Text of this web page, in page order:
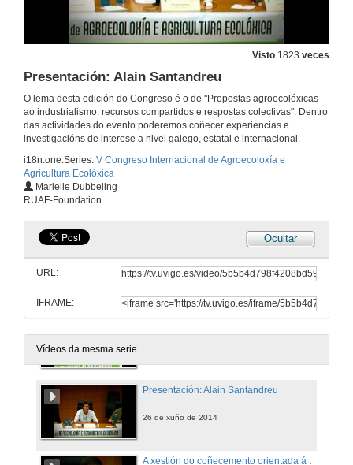
Visto 1823 veces
Presentación: Alain Santandreu
O lema desta edición do Congreso é o de "Propostas agroecolóxicas
ao industrialismo: recursos compartidos e respostas colectivas". Dentro
das actividades do evento poderemos coñecer experiencias e
investigacións de interese a nivel galego, estatal e internacional.
i18n.one.Series: V Congreso Internacional de Agroecoloxía e
Agricultura Ecolóxica
Marielle Dubbeling
RUAF-Foundation
Ocultar
URL:
IFRAME:
Vídeos da mesma serie
Monte Veciñal: Xestión Comunitaria (ou Colectiva) dos Recursos
26 de xuño de 2014
Optimización e mantemento das interrelacións entre a produción de leite e a conservación da biodiversidade en Italia, os Países Baixos e España
26 de xuño de 2014
Ronda preguntas Mesa 1.2: Agroecoloxía e Propiedade Colectiva
Presentación: Alain Santandreu
26 de xuño de 2014